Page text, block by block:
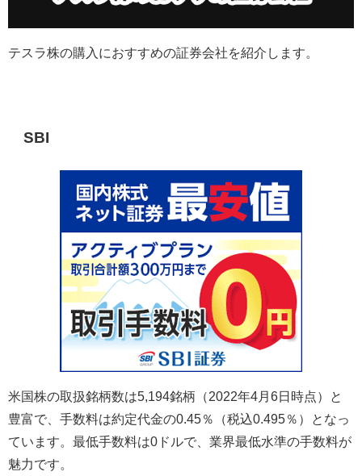
テスラ株の購入におすすめの証券会社を紹介します。
SBI
米国株の取扱銘柄数は5,194銘柄（2022年4月 6日時点）と
豊富で、手数料は約定代金の0.45％（税込0.495％）となっ
ています。最低手数料は0 ドルで、業界最低水準の手数料が
魅力です。